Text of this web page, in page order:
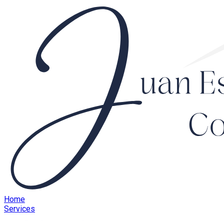
Home
Services